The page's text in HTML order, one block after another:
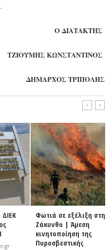
.
Ο ΔΙΑΤΑΚΤΗΣ
ΤΖΙΟΥΜΗΣ ΚΩΝΣΤΑΝΤΙΝΟΣ
ΔΗΜΑΡΧΟΣ ΤΡΙΠΟΛΗΣ
Φωτιά σε εξέλιξη στη
Ζάκυνθο | Άμεση
κινητοποίηση της
Πυροσβεστικής